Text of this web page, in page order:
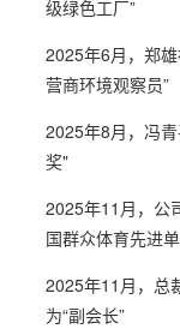
级绿色工厂”
2025年6月，郑
营商环境观察员”
2025年8月，冯
奖"
2025年11月，公
国群众体育先进
2025年11月，总
为“副会长”
2021年6月 董事
2021年6月 陈福
2021年6月 证券
2021年6月 副总
2021年6月 卢祖
2021年6月 吴学
2018年8月 胡天
2018年8月 副总
2018年8月 公司
2018年11月 公